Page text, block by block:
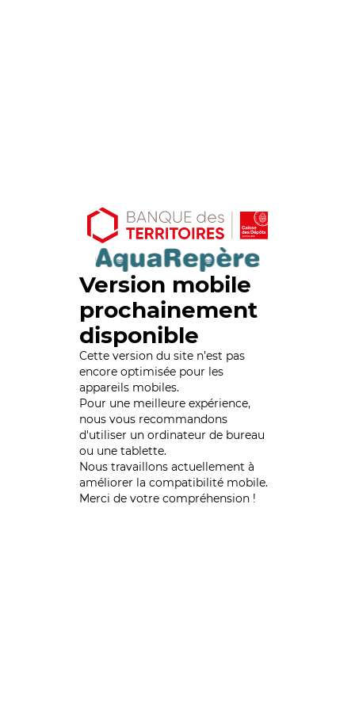
Version mobile
prochainement
disponible
Cette version du site n’est pas
encore optimisée pour les
appareils mobiles.
Pour une meilleure expérience,
nous vous recommandons
d'utiliser un ordinateur de bureau
ou une tablette.
Nous travaillons actuellement à
améliorer la compatibilité mobile.
Merci de votre compréhension !